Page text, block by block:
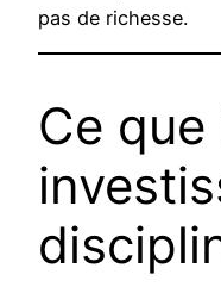
pas de richesse.
Ce